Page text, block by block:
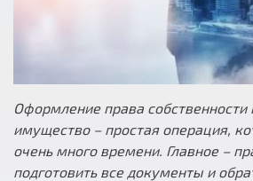
Оформление права
имущество – простая операция,
очень много времени. Главное –
подготовить все документы и